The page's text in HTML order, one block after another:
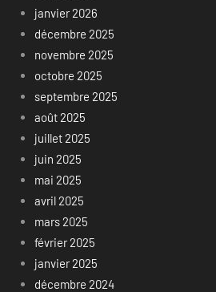
janvier 2026
décembre 2025
novembre 2025
octobre 2025
septembre 2025
août 2025
juillet 2025
juin 2025
mai 2025
avril 2025
mars 2025
février 2025
janvier 2025
décembre 2024